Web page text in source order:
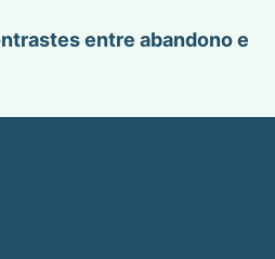
entre abandono e